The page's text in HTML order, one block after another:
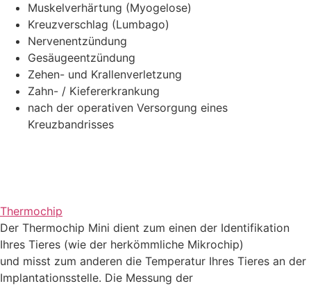
Muskelverhärtung (Myogelose)
Kreuzverschlag (Lumbago)
Nervenentzündung
Gesäugeentzündung
Zehen- und Krallenverletzung
Zahn- / Kiefererkrankung
nach der operativen Versorgung eines
Kreuzbandrisses
Thermochip
Der Thermochip Mini dient zum einen der Identifikation
Ihres Tieres (wie der herkömmliche Mikrochip)
und misst zum anderen die Temperatur Ihres Tieres an der
Implantationsstelle. Die Messung der